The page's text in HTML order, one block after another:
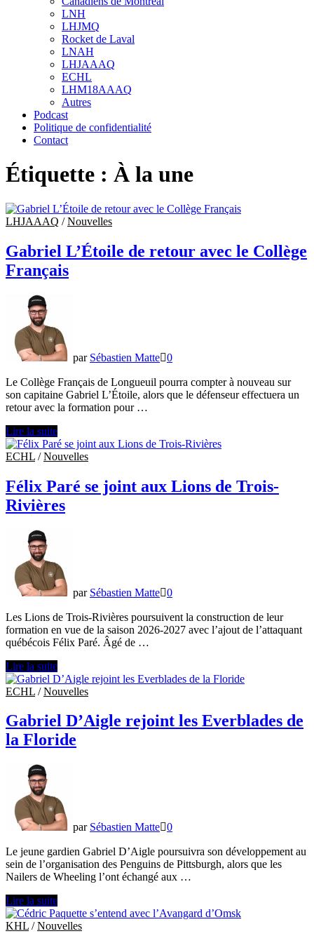
sub
menu
LNH
LHJMQ
Rocket de Laval
LNAH
LHJAAAQ
ECHL
LHM18AAAQ
Autres
Podcast
Politique de confidentialité
Contact
Étiquette : À la une
LHJAAAQ /Nouvelles
Gabriel L’Étoile de retour avec le Collège
Français
par Sébastien Matte 0
Le Collège Français de Longueuil pourra compter à nouveau sur
son capitaine Gabriel L’Étoile, alors que le défenseur effectuera un
retour avec la formation pour …
Gabriel
L’Étoile
de
avec
le
Collège
Lire la suite
ECHL /Nouvelles
Félix Paré se joint aux Lions de Trois-
Rivières
par Sébastien Matte 0
Les Lions de Trois-Rivières poursuivent la construction de leur
formation en vue de la saison 2026-2027 avec l’ajout de l’attaquant
québécois Félix Paré. Âgé de …
Félix
Paré
se
aux
Lions
de
Rivières
Lire la suite
ECHL /Nouvelles
Gabriel D’Aigle rejoint les Everblades de
la Floride
par Sébastien Matte 0
Le jeune gardien Gabriel D’Aigle poursuivra son développement au
sein de l’organisation des Penguins de Pittsburgh, alors que les
Nailers de Wheeling l’ont échangé aux …
Gabriel
D’Aigle
rejoint
Lire la suite
KHL /Nouvelles